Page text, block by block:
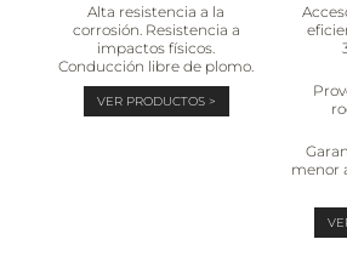
Alta resistencia a la
corrosión. Resistencia a
impactos físicos.
Conducción libre de plomo.
VER PRODUCTOS >
menor